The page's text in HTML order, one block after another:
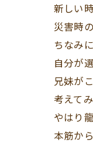
新しい
災害時
ちなみ
自分が
兄妹が
考えて
やはり
本筋か